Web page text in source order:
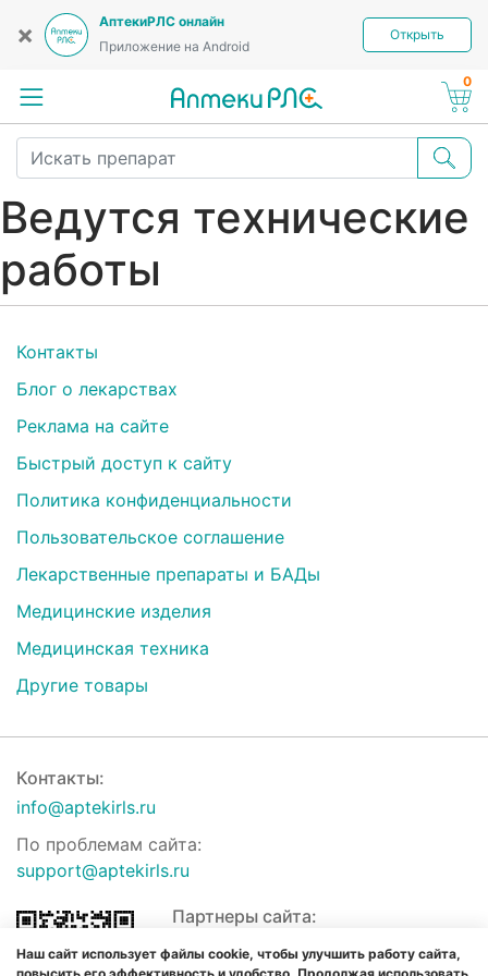
×
АптекиРЛС онлайн
Приложение на Android
Открыть
0
Ведутся технические
работы
Контакты
Блог о лекарствах
Реклама на сайте
Быстрый доступ к сайту
Политика конфиденциальности
Пользовательское соглашение
Лекарственные препараты и БАДы
Медицинские изделия
Медицинская техника
Другие товары
Контакты:
info@aptekirls.ru
По проблемам сайта:
support@aptekirls.ru
Партнеры сайта:
Наш сайт использует файлы cookie, чтобы улучшить работу сайта,